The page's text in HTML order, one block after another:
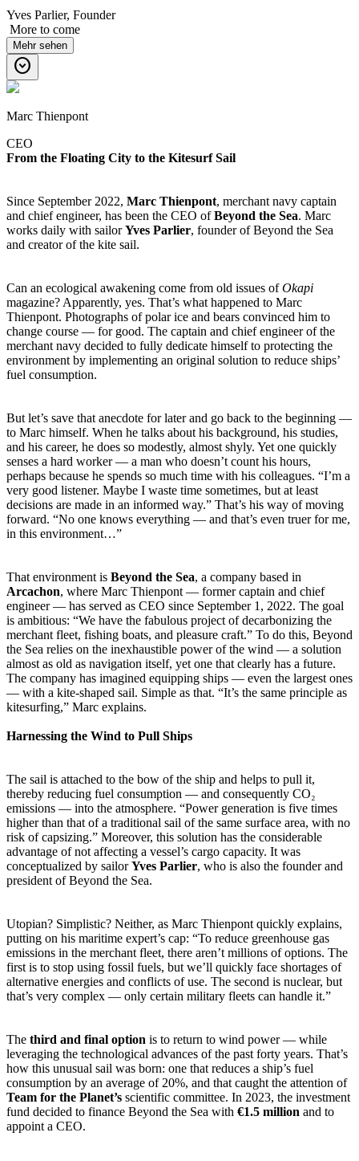
Yves Parlier, Founder
More to come
Mehr sehen
expand_circle_down
Marc Thienpont
CEO
From the Floating City to the Kitesurf Sail
Since September 2022, Marc Thienpont, merchant navy captain
and chief engineer, has been the CEO ofBeyond the Sea. Marc
works daily with sailorYves Parlier, founder of Beyond the Sea
and creator of the kite sail.
Can an ecological awakening come from old issues ofOkapi
magazine? Apparently, yes. That’s what happened to Marc
Thienpont. Photographs of polar ice and bears convinced him to
change course — for good. The captain and chief engineer of the
merchant navy decided to fully dedicate himself to protecting the
environment by implementing an original solution to reduce ships’
fuel consumption.
But let’s save that anecdote for later and go back to the beginning —
to Marc himself. When he talks about his background, his studies,
and his career, he does so modestly, almost shyly. Yet one quickly
senses a hard worker — a man who doesn’t count his hours,
perhaps because he spends so much time with his colleagues. “I’m a
very good listener. Maybe I waste time sometimes, but at least
decisions are made in an informed way.” That’s his way of moving
forward. “No one knows everything — and that’s even truer for me,
in this environment…”
That environment is Beyond the Sea, a company based in
Arcachon, where Marc Thienpont — former captain and chief
engineer — has served as CEO since September 1, 2022. The goal
is ambitious: “We have the fabulous project of decarbonizing the
merchant fleet, fishing boats, and pleasure craft.” To do this, Beyond
the Sea relies on the inexhaustible power of the wind — a solution
almost as old as navigation itself, yet one that clearly has a future.
The company has imagined equipping ships — even the largest ones
— with a kite-shaped sail. Simple as that. “It’s the same principle as
kitesurfing,” Marc explains.
Harnessing the Wind to Pull Ships
The sail is attached to the bow of the ship and helps to pull it,
thereby reducing fuel consumption — and consequently CO₂
emissions — into the atmosphere. “Power generation is five times
higher than that of a traditional sail of the same surface area, with no
risk of capsizing.” Moreover, this solution has the considerable
advantage of not affecting a vessel’s cargo capacity. It was
conceptualized by sailorYves Parlier, who is also the founder and
president of Beyond the Sea.
Utopian? Simplistic? Neither, as Marc Thienpont quickly explains,
putting on his maritime expert’s cap: “To reduce greenhouse gas
emissions in the merchant fleet, there aren’t millions of options. The
first is to stop using fossil fuels, but we’ll quickly face shortages of
alternative energies and conflicts of use. The second is nuclear, but
that’s very complex — only certain military fleets can handle it.”
The third and final option is to return to wind power — while
leveraging the technological advances of the past forty years. That’s
how this unusual sail was born: one that reduces a ship’s fuel
consumption by an average of 20%, and that caught the attention of
Team for the Planet’s scientific committee. In 2023, the investment
fund decided to finance Beyond the Sea with €1.5 million and to
appoint a CEO.